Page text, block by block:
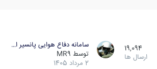
19,094
ارسال ها
سامانه دفاع هوایی پانسیر ا…
توسط MR9
2 مرداد 1405